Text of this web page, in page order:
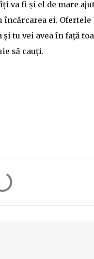
va fi şi el de mare
ei.
tu vei avea în faţă
să cauţi.